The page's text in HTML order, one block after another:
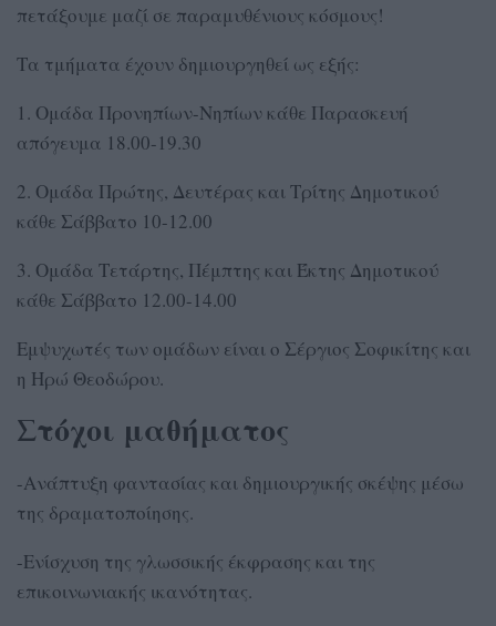
πετάξουμε μαζί σε παραμυθένιους κόσμους!
Τα τμήματα έχουν δημιουργηθεί ως εξής:
1. Ομάδα Προνηπίων-Νηπίων κάθε Παρασκευή
απόγευμα 18.00-19.30
2. Ομάδα Πρώτης, Δευτέρας και Τρίτης Δημοτικού
κάθε Σάββατο 10-12.00
3. Ομάδα Τετάρτης, Πέμπτης και Έκτης Δημοτικού
κάθε Σάββατο 12.00-14.00
Εμψυχωτές των ομάδων είναι ο Σέργιος Σοφικίτης και
η Ηρώ Θεοδώρου.
Στόχοι μαθήματος
-Ανάπτυξη φαντασίας και δημιουργικής σκέψης μέσω
της δραματοποίησης.
-Ενίσχυση της γλωσσικής έκφρασης και της
επικοινωνιακής ικανότητας.